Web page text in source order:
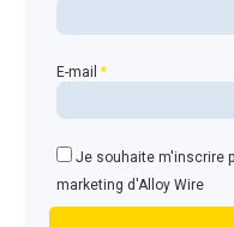
E-mail*
Je souhaite m'inscrire
marketing d'Alloy Wire